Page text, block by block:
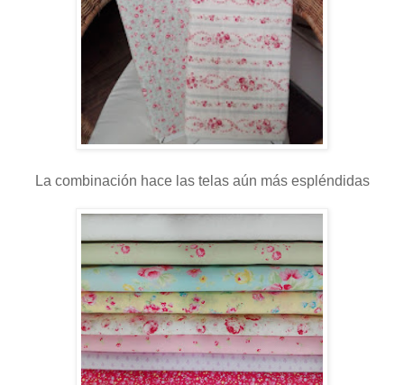
La combinación hace las telas aún más espléndidas